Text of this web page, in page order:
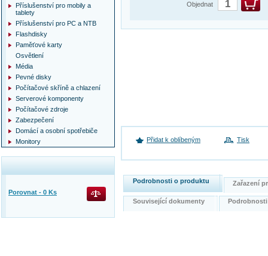
Objednat
Přidat k oblíbeným Tisk
Podrobnosti o produktu Zařazení
Související dokumenty
Příslušenství pro mobily a
tablety
Příslušenství pro PC a NTB
Flashdisky
Paměťové karty
Osvětlení
Média
Pevné disky
Počítačové skříně a chlazení
Serverové komponenty
Počítačové zdroje
Zabezpečení
Domácí a osobní spotřebiče
Monitory
Porovnat - 0 Ks